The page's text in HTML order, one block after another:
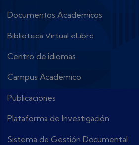
Documentos Académicos
Biblioteca Virtual eLibro
Centro de idiomas
Campus Académico
Publicaciones
Plataforma de Investigación
Sistema de Gestión Documental